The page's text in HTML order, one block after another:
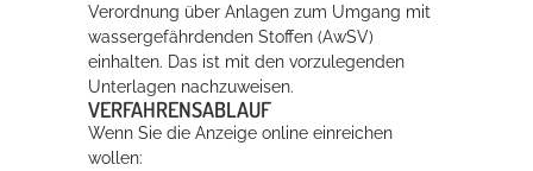
Verordnung über Anlagen zum Umgang mit
wassergefährdenden Stoffen (AwSV)
einhalten. Das ist mit den vorzulegenden
Unterlagen nachzuweisen.
VERFAHRENSABLAUF
Wenn Sie die Anzeige online einreichen
wollen: